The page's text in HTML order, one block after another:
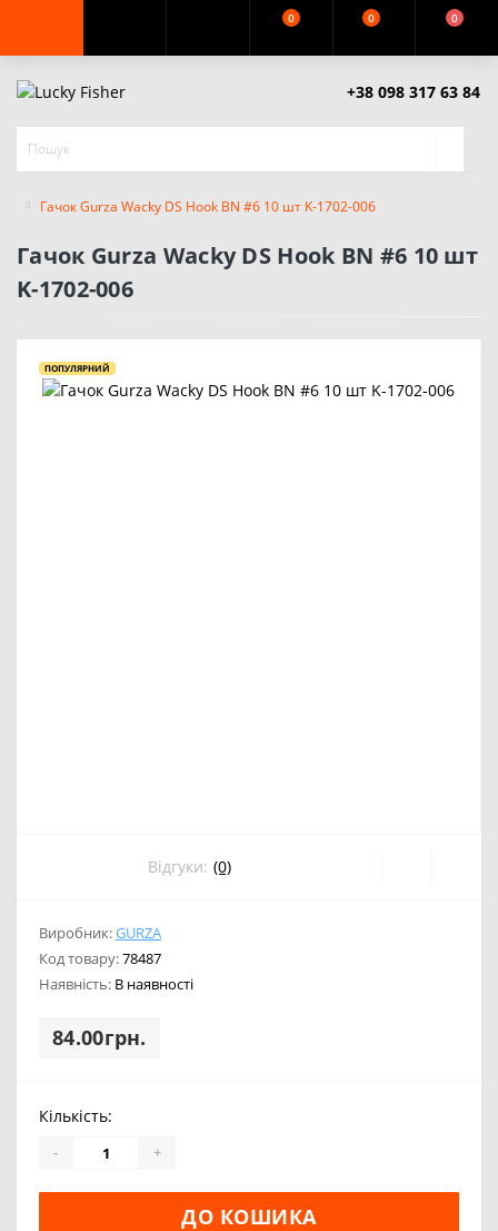
0 0 0
+38 098 317 63 84
Гачок Gurza Wacky DS Hook BN #6 10 шт K-1702-006
Гачок Gurza Wacky DS Hook BN #6 10 шт
K-1702-006
ПОПУЛЯРНИЙ
Відгуки: (0)
Виробник:GURZA
Код товару:78487
Наявність: В наявності
84.00грн.
Кількість:
- +
ДО КОШИКА